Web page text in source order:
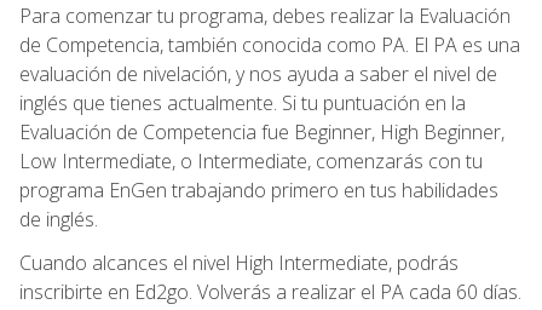
Para comenzar tu programa, debes realizar la Evaluación
de Competencia, también conocida como PA. El PA es una
evaluación de nivelación, y nos ayuda a saber el nivel de
inglés que tienes actualmente. Si tu puntuación en la
Evaluación de Competencia fue Beginner, High Beginner,
Low Intermediate, o Intermediate, comenzarás con tu
programa EnGen trabajando primero en tus habilidades
de inglés.
Cuando alcances el nivel High Intermediate, podrás
inscribirte en Ed2go. Volverás a realizar el PA cada 60 días.